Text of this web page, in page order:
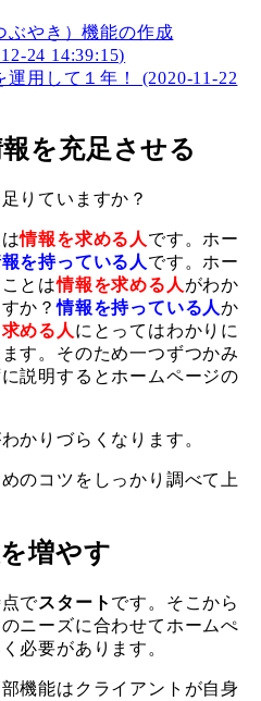
ぶやき）機能の作成
24 14:39:15)
用して１年！ (2020-11-22
を充足させる
りていますか？
情報を求める人 です。ホー
を持っている人 です。ホー
とは情報を求める人 がわか
か？情報を持っている人か
求める人 にとってはわかりに
す。そのため一つずつかみ
説明するとホームページの
かりづらくなります。
のコツをしっかり調べて上
増やす
でスタート です。そこから
ニーズに合わせてホームぺ
必要があります。
機能はクライアントが自身